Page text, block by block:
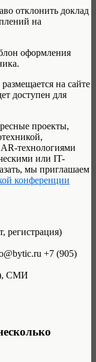
отклонить доклад
на
оформления
на сайте
доступен для
проекты,
технологиями
или IT-
мы приглашаем
конференции
регистрация)
+7 (905)
СМИ